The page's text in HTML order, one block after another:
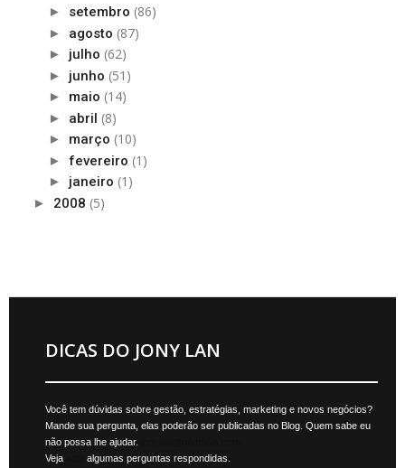
► setembro (86)
► agosto (87)
► julho (62)
► junho (51)
► maio (14)
► abril (8)
► março (10)
► fevereiro (1)
► janeiro (1)
► 2008 (5)
DICAS DO JONY LAN
Você tem dúvidas sobre gestão, estratégias, marketing e novos negócios?
Mande sua pergunta, elas poderão ser publicadas no Blog. Quem sabe eu
não possa lhe ajudar.
Veja
algumas perguntas respondidas.